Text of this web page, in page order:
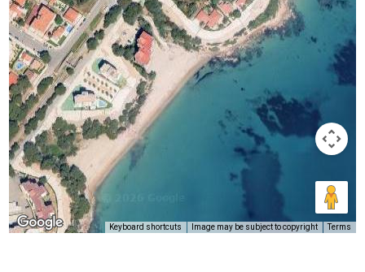
Keyboard shortcuts Image may be subject to copyright Terms